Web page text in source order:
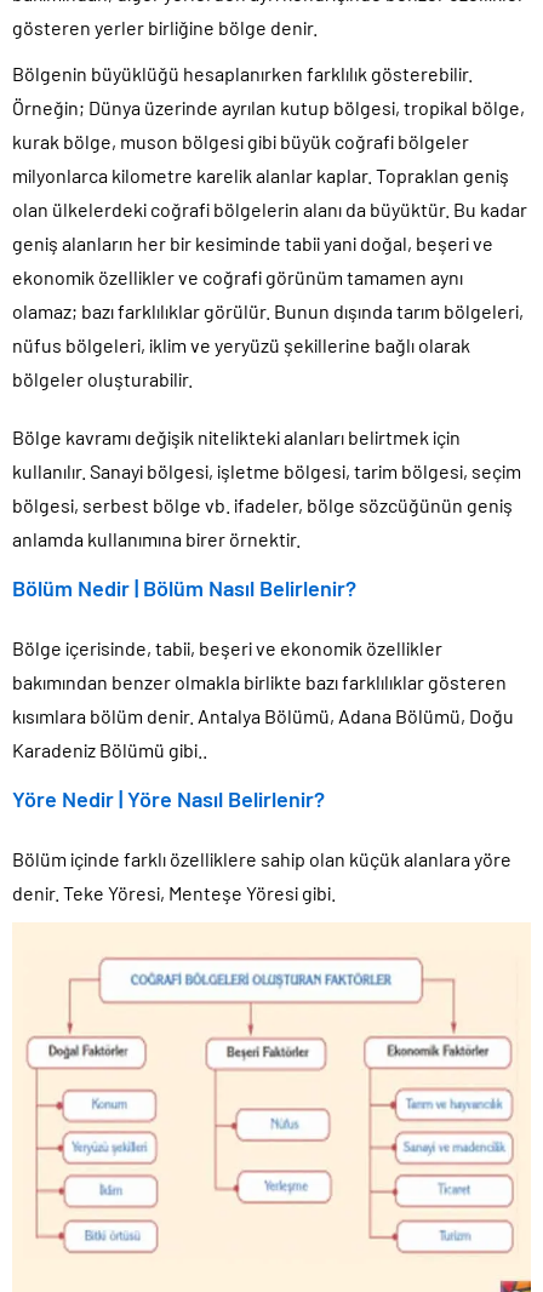
gösteren yerler birliğine bölge denir.
Bölgenin büyüklüğü hesaplanırken farklılık gösterebilir.
Örneğin; Dünya üzerinde ayrılan kutup bölgesi, tropikal bölge,
kurak bölge, muson bölgesi gibi büyük coğrafi bölgeler
milyonlarca kilometre karelik alanlar kaplar. Topraklan geniş
olan ülkelerdeki coğrafi bölgelerin alanı da büyüktür. Bu kadar
geniş alanların her bir kesiminde tabii yani doğal, beşeri ve
ekonomik özellikler ve coğrafi görünüm tamamen aynı
olamaz; bazı farklılıklar görülür. Bunun dışında tarım bölgeleri,
nüfus bölgeleri, iklim ve yeryüzü şekillerine bağlı olarak
bölgeler oluşturabilir.
Bölge kavramı değişik nitelikteki alanları belirtmek için
kullanılır. Sanayi bölgesi, işletme bölgesi, tarim bölgesi, seçim
bölgesi, serbest bölge vb. ifadeler, bölge sözcüğünün geniş
anlamda kullanımına birer örnektir.
Bölüm Nedir | Bölüm Nasıl Belirlenir?
Bölge içerisinde, tabii, beşeri ve ekonomik özellikler
bakımından benzer olmakla birlikte bazı farklılıklar gösteren
kısımlara bölüm denir. Antalya Bölümü, Adana Bölümü, Doğu
Karadeniz Bölümü gibi..
Yöre Nedir | Yöre Nasıl Belirlenir?
Bölüm içinde farklı özelliklere sahip olan küçük alanlara yöre
denir. Teke Yöresi, Menteşe Yöresi gibi.